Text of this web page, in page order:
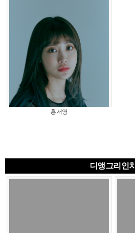
홍서영
디앵그리인치